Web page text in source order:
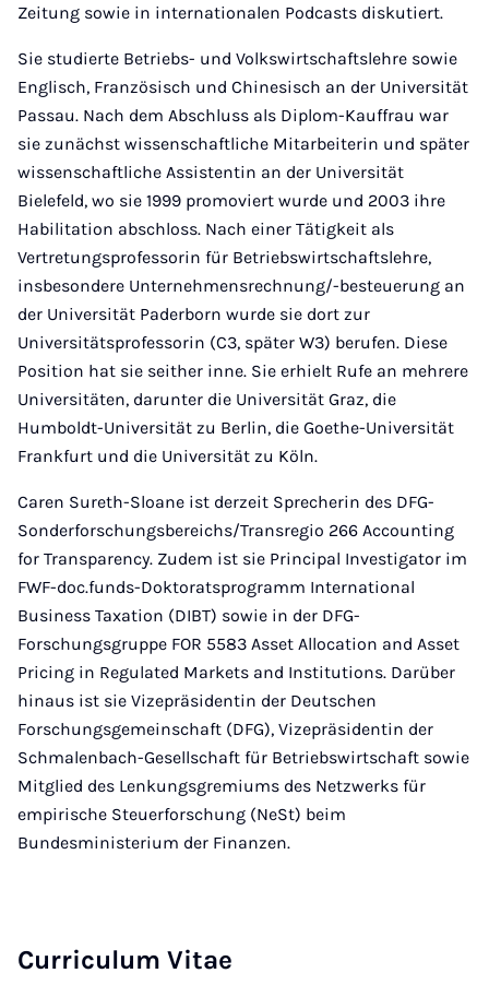
Zeitung sowie in internationalen Podcasts diskutiert.
Sie studierte Betriebs- und Volkswirtschaftslehre sowie
Englisch, Französisch und Chinesisch an der Universität
Passau. Nach dem Abschluss als Diplom-Kauffrau war
sie zunächst wissenschaftliche Mitarbeiterin und später
wissenschaftliche Assistentin an der Universität
Bielefeld, wo sie 1999 promoviert wurde und 2003 ihre
Habilitation abschloss. Nach einer Tätigkeit als
Vertretungsprofessorin für Betriebswirtschaftslehre,
insbesondere Unternehmensrechnung/-besteuerung an
der Universität Paderborn wurde sie dort zur
Universitätsprofessorin (C3, später W3) berufen. Diese
Position hat sie seither inne. Sie erhielt Rufe an mehrere
Universitäten, darunter die Universität Graz, die
Humboldt-Universität zu Berlin, die Goethe-Universität
Frankfurt und die Universität zu Köln.
Caren Sureth-Sloane ist derzeit Sprecherin des DFG-
Sonderforschungsbereichs/Transregio 266 Accounting
for Transparency. Zudem ist sie Principal Investigator im
FWF-doc.funds-Doktoratsprogramm International
Business Taxation (DIBT) sowie in der DFG-
Forschungsgruppe FOR 5583 Asset Allocation and Asset
Pricing in Regulated Markets and Institutions. Darüber
hinaus ist sie Vizepräsidentin der Deutschen
Forschungsgemeinschaft (DFG), Vizepräsidentin der
Schmalenbach-Gesellschaft für Betriebswirtschaft sowie
Mitglied des Lenkungsgremiums des Netzwerks für
empirische Steuerforschung (NeSt) beim
Bundesministerium der Finanzen.
Curriculum Vitae